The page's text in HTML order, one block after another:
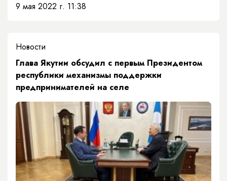
9 мая 2022 г. 11:38
Новости
Глава Якутии обсудил с первым Президентом
республики механизмы поддержки
предпринимателей на селе